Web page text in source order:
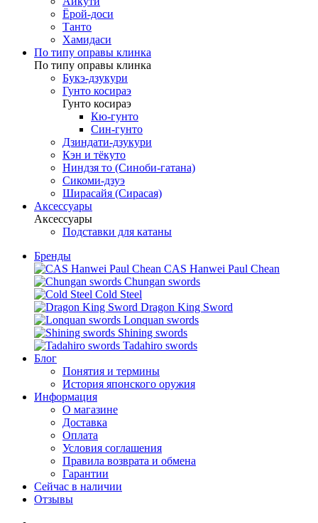
Ёрой-доси
Танто
Хамидаси
По типу оправы клинка
По типу оправы клинка
Букэ-дзукури
Гунто косираэ
Гунто косираэ
Кю-гунто
Син-гунто
Дзиндати-дзукури
Кэн и тёкуто
Ниндзя то (Синоби-гатана)
Сикоми-дзуэ
Ширасайя (Сирасая)
Аксессуары
Аксессуары
Подставки для катаны
Бренды
CAS Hanwei Paul Chean
Chungan swords
Cold Steel
Dragon King Sword
Lonquan swords
Shining swords
Tadahiro swords
Блог
Понятия и термины
История японского оружия
Информация
О магазине
Доставка
Оплата
Условия соглашения
Правила возврата и обмена
Гарантии
Сейчас в наличии
Отзывы